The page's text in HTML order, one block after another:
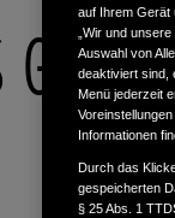
GMBH
auf Ihrem Gerät
„Wir und
Auswahl von
deaktiviert sind,
Menü jederzeit
Informationen
Durch das
gespeicherten
§ 25 Abs. 1